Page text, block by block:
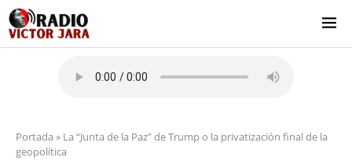
Portada » La “Junta de la Paz” de Trump o la privatización final de la
geopolítica